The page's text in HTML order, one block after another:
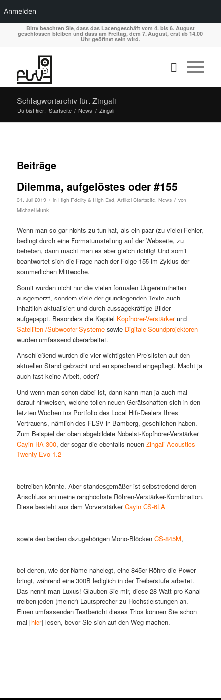
Anmelden
Bitte beachten Sie, dass das Ladengeschäft vom 4. bis 6. August
geschlossen bleiben und dass am Freitag, dem 7. August, erst ab 14.00
Uhr geöffnet sein wird.
Schlagwortarchiv für: Zingali
Du bist hier: Startseite / News / Zingali
Beiträge
Dilemma, aufgelöstes oder #155
31. Juli 2019 / in High Fidelity & High End, Artikel Startseite, News / von
Michael Munk
Wenn man so gar nichts zu tun hat, als ein paar (zu viele) Fehler,
bedingt durch eine Formatumstellung auf der Webseite, zu
beheben, dann macht man es aber gleich richtig! Und somit
beantwortet sich die Frage nach der Folge 155 im Zyklus der
sommerlichen Mittwoche.
Somit wurden nicht nur die vielen formalen Ungereimtheiten
ausgemerzt, sondern viele der grundlegenden Texte auch
inhaltlich aktualisiert und durch aussagekräftige Bilder
aufgepeppt. Besonders die Kapitel Kopfhörer-Verstärkerund
Satelliten-/Subwoofer-Systemesowie Digitale Soundprojektoren
wurden umfassend überarbeitet.
Anschließend wurden die vier wichtigsten Preislisten auf den
aktuellen Stand gebracht und entsprechend eingepflegt. Macht ja
auch fast keine Arbeit, oder?
Und wenn man schon dabei ist, dann kann man ja auch mal
darauf hinweisen, welche tollen neuen Gerätschaften sich in den
letzten Wochen ins Portfolio des Local Hifi-Dealers Ihres
Vertrauens, nämlich des FLSV in Bamberg, geschlichen haben.
Zum Beispiel der oben abgebildete Nobelst-Kopfhörer-Verstärker
Cayin HA-300, der sogar die ebenfalls neuen Zingali Acoustics
Twenty Evo 1.2
betreiben könnte. Aber standesgemäßer ist selbstredend deren
Anschluss an meine ranghöchste Röhren-Verstärker-Kombination.
Diese besteht aus dem VorverstärkerCayin CS-6LA
sowie den beiden dazugehörigen Mono-Blöcken CS-845M,
bei denen, wie der Name nahelegt, eine 845er Röhre die Power
bringt, während eine 300B lediglich in der Treiberstufe arbeitet.
Das nennt man Luxus! Glauben Sie mir, diese 28 Watt pro Kanal
treiben jeden (meiner) Lautsprecher zu Höchstleistungen an.
Einen umfassenden Testbericht dieses Trios können Sie schon
mal [hier] lesen, bevor Sie sich auf den Weg machen.